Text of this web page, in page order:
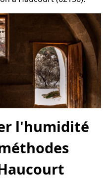
l'humidité